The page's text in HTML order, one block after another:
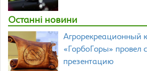
Останні новини
Агрорекреационный
«ГорбоГоры» провел
презентацию